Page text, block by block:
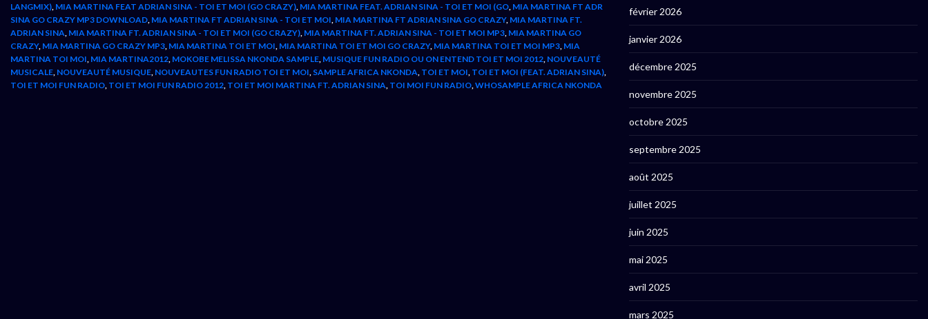
LANGMIX) MIA MARTINA FEAT ADRIAN SINA - TOI ET MOI (GO CRAZY) MIA MARTINA FEAT. ADRIAN SINA - TOI ET MOI (GO MIA MARTINA FT ADR
SINA GO CRAZY MP3 DOWNLOAD MIA MARTINA FT ADRIAN SINA - TOI ET MOI MIA MARTINA FT ADRIAN SINA GO CRAZY, MIA MARTINA FT.
ADRIAN SINA MIA MARTINA FT. ADRIAN SINA - TOI ET MOI (GO CRAZY) MIA MARTINA FT. ADRIAN SINA - TOI ET MOI MP3 MIA MARTINA GO
CRAZY, MIA MARTINA GO CRAZY MP3 MIA MARTINA TOI ET MOI MIA MARTINA TOI ET MOI GO CRAZY, MIA MARTINA TOI ET MOI MP3 MIA
MARTINA TOI MOI MIA MARTINA2012 MOKOBE MELISSA NKONDA SAMPLE MUSIQUE FUN RADIO OU ON ENTEND TOI ET MOI 2012 NOUVEAUTÉ
MUSICALE NOUVEAUTÉ MUSIQUE NOUVEAUTES FUN RADIO TOI ET MOI SAMPLE AFRICA NKONDA TOI ET MOI TOI ET MOI (FEAT. ADRIAN SINA)
TOI ET MOI FUN RADIO TOI ET MOI FUN RADIO 2012 TOI ET MOI MARTINA FT. ADRIAN SINA TOI MOI FUN RADIO WHOSAMPLE AFRICA NKONDA
février 2026
janvier 2026
décembre 2025
novembre 2025
octobre 2025
septembre 2025
août 2025
juillet 2025
juin 2025
mai 2025
avril 2025
mars 2025